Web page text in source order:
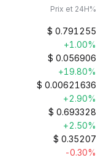
Prix et 24H%
$ 0.791255
+1.00%
$ 0.056906
+19.80%
$ 0.00621636
+2.90%
$ 0.693328
+2.50%
$ 0.35207
-0.30%